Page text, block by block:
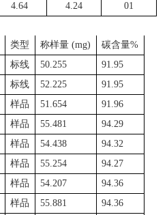
4.64
4.24
01
类型 称样量 (mg)
碳含量%
标线 50.255
91.95
标线 52.225
91.95
样品 51.654
91.96
样品 55.481
94.29
样品 54.438
94.32
样品 55.254
94.27
样品 54.207
94.36
样品 55.881
94.36